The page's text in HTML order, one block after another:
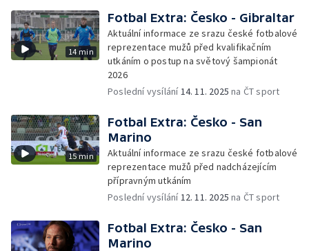
14 min
Fotbal Extra: Česko - Gibraltar
Aktuální informace ze srazu české fotbalové
reprezentace mužů před kvalifikačním
utkáním o postup na světový šampionát
2026
Poslední vysílání14. 11. 2025 na ČT sport
15 min
Fotbal Extra: Česko - San
Marino
Aktuální informace ze srazu české fotbalové
reprezentace mužů před nadcházejícím
přípravným utkáním
Poslední vysílání12. 11. 2025 na ČT sport
Fotbal Extra: Česko - San
Marino